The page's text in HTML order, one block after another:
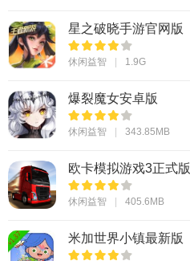
星之破晓手游官网版
休闲益智 1.9G
爆裂魔女安卓版
休闲益智 343.85MB
欧卡模拟游戏3正式版
休闲益智 405.6MB
米加世界小镇最新版